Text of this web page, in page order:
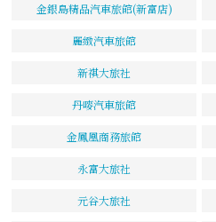
金銀島精品汽車旅館(新富店)
麗緻汽車旅館
新祺大旅社
丹嘜汽車旅館
金鳳凰商務旅館
永富大旅社
元谷大旅社